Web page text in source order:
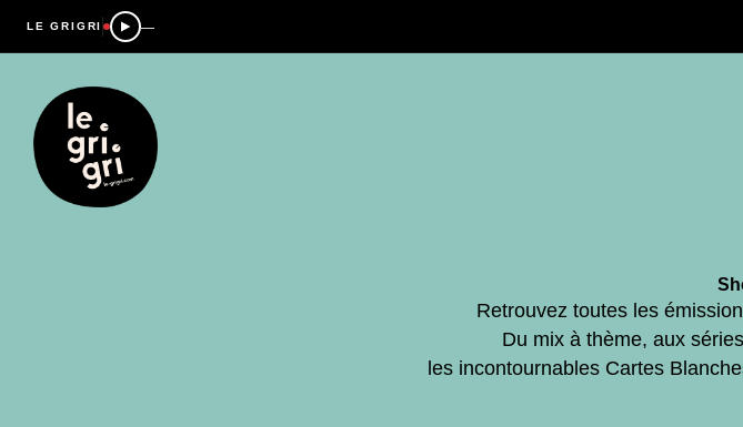
LE GRIGRI —
Retrouvez toutes les
Du mix à thème, aux
les incontournables Cartes